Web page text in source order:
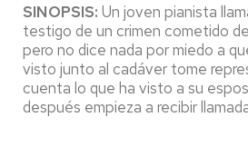
SINOPSIS: Un joven pianista
testigo de un crimen cometido
pero no dice nada por miedo a
visto junto al cadáver tome
cuenta lo que ha visto a su
después empieza a recibir